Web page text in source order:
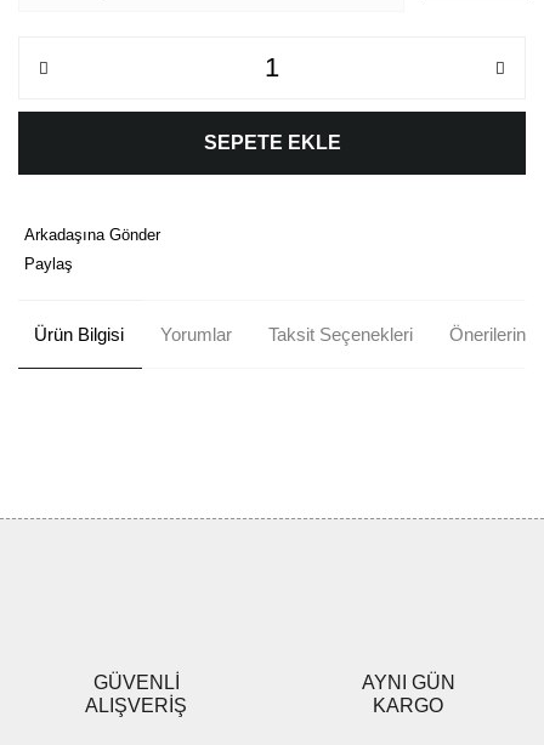
SEPETE EKLE
Arkadaşına Gönder
Paylaş
Ürün Bilgisi Yorumlar Taksit Seçenekleri Önerileriniz
Ürün fiyatı diğer sitelerden daha pahalı.
Bu ürüne benzer farklı alternatifler olmalı.
GÜVENLİ
ALIŞVERİŞ
AYNI GÜN
KARGO